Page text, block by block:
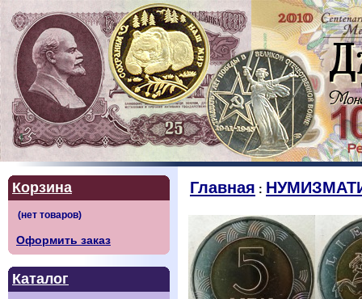
Корзина
Оформить заказ
Каталог
Главная :